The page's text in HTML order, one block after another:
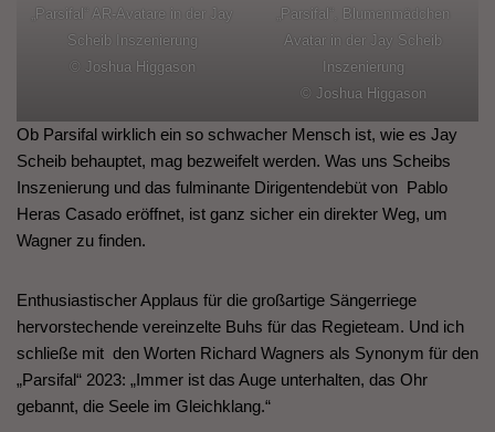
„Parsifal“ AR-Avatare in der Jay
Scheib Inszenierung
© Joshua Higgason
„Parsifal“, Blumenmädchen
Avatar in der Jay Scheib
Inszenierung
© Joshua Higgason
Ob Parsifal wirklich ein so schwacher Mensch ist, wie es Jay
Scheib behauptet, mag bezweifelt werden. Was uns Scheibs
Inszenierung und das fulminante Dirigentendebüt von Pablo
Heras Casado eröffnet, ist ganz sicher ein direkter Weg, um
Wagner zu finden.
Enthusiastischer Applaus für die großartige Sängerriege
hervorstechende vereinzelte Buhs für das Regieteam. Und ich
schließe mit den Worten Richard Wagners als Synonym für den
„Parsifal“ 2023: „Immer ist das Auge unterhalten, das Ohr
gebannt, die Seele im Gleichklang.“